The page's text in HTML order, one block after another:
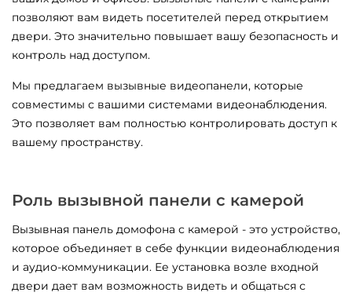
позволяют вам видеть посетителей перед открытием
двери. Это значительно повышает вашу безопасность и
контроль над доступом.
Мы предлагаем вызывные видеопанели, которые
совместимы с вашими системами видеонаблюдения.
Это позволяет вам полностью контролировать доступ к
вашему пространству.
Роль вызывной панели с камерой
Вызывная панель домофона с камерой - это устройство,
которое объединяет в себе функции видеонаблюдения
и аудио-коммуникации. Ее установка возле входной
двери дает вам возможность видеть и общаться с